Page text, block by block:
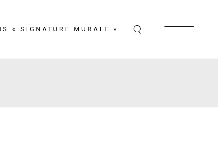
« SIGNATURE MURALE »